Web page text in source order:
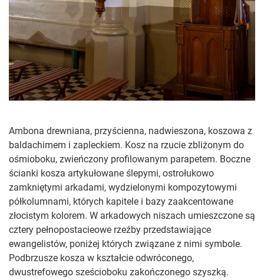
Ambona drewniana, przyścienna, nadwieszona, koszowa z
baldachimem i zapleckiem. Kosz na rzucie zbliżonym do
ośmioboku, zwieńczony profilowanym parapetem. Boczne
ścianki kosza artykułowane ślepymi, ostrołukowo
zamkniętymi arkadami, wydzielonymi kompozytowymi
półkolumnami, których kapitele i bazy zaakcentowane
złocistym kolorem. W arkadowych niszach umieszczone są
cztery pełnopostacieowe rzeźby przedstawiające
ewangelistów, poniżej których związane z nimi symbole.
Podbrzusze kosza w kształcie odwróconego,
dwustrefowego sześcioboku zakończonego szyszką.